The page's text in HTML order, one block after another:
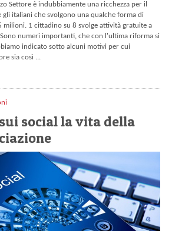
Settore è indubbiamente una ricchezza per il
gli italiani che svolgono una qualche forma di
1 cittadino su 8 svolge attività gratuite a
numeri importanti, che con l'ultima riforma si
indicato sotto alcuni motivi per cui
sia così ...
social la vita della